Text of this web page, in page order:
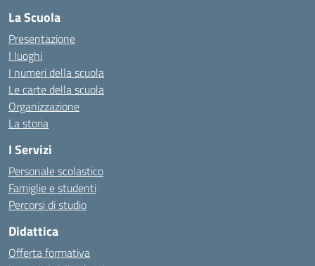
La Scuola
Presentazione
I luoghi
I numeri della scuola
Le carte della scuola
Organizzazione
La storia
I Servizi
Personale scolastico
Famiglie e studenti
Percorsi di studio
Didattica
Offerta formativa